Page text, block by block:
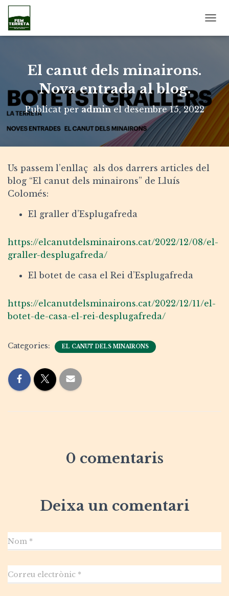
A
A
N
A
V
G
El canut dels minairons.
Nova entrada al blog.
Publicat peradmineldesembre 15, 2022
Us passem l’enllaç als dos darrers articles del
blog “El canut dels minairons” de Lluís
Colomés:
El graller d’Esplugafreda
https://elcanutdelsminairons.cat/2022/12/08/el-
graller-desplugafreda/
El botet de casa el Rei d’Esplugafreda
https://elcanutdelsminairons.cat/2022/12/11/el-
botet-de-casa-el-rei-desplugafreda/
Categories: EL CANUT DELS MINAIRONS
0 comentaris
Deixa un comentari
Nom *
Correu electrònic *